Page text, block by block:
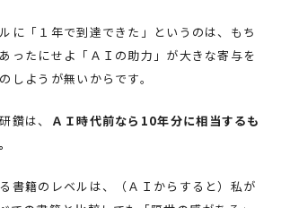
に「１年で到達できた」というのは、もち
ったにせよ「ＡＩの助力」が大きな寄与を
しようが無いからです。
鑽は、
ＡＩ時代前なら10年分に相当するも
書籍のレベルは、（ＡＩからすると）私が